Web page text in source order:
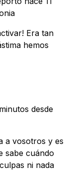
Era tan
hemos
desde
a vosotros y es
sabe cuándo
ni nada